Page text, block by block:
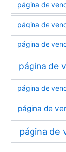
página de
página de
página de
página de
página de
página de
página de